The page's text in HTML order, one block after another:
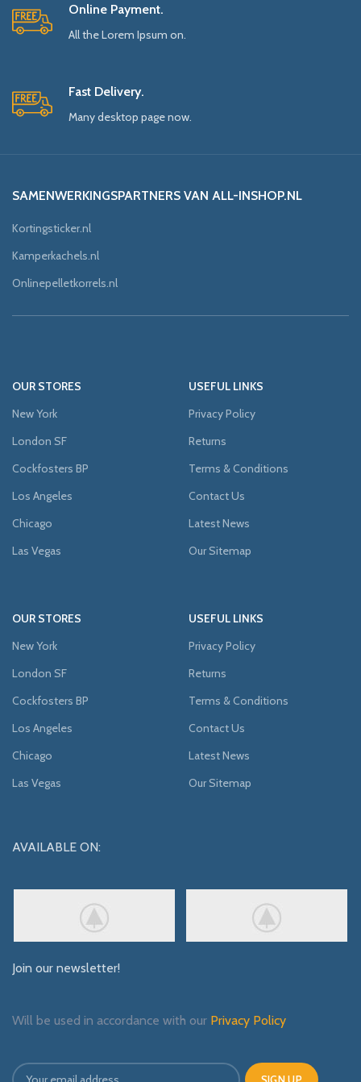
Online Payment.
All the Lorem Ipsum on.
Fast Delivery.
Many desktop page now.
SAMENWERKINGSPARTNERS VAN ALL-INSHOP.NL
Kortingsticker.nl
Kamperkachels.nl
Onlinepelletkorrels.nl
OUR STORES
New York
London SF
Cockfosters BP
Los Angeles
Chicago
Las Vegas
USEFUL LINKS
Privacy Policy
Returns
Terms & Conditions
Contact Us
Latest News
Our Sitemap
OUR STORES
New York
London SF
Cockfosters BP
Los Angeles
Chicago
Las Vegas
USEFUL LINKS
Privacy Policy
Returns
Terms & Conditions
Contact Us
Latest News
Our Sitemap
AVAILABLE ON:
Join our newsletter!
Will be used in accordance with our Privacy Policy